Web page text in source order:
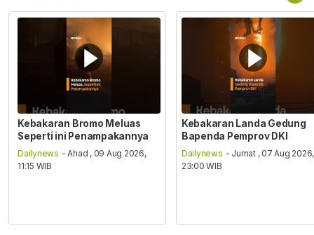
Kebakaran Bromo Meluas
Seperti ini Penampakannya
Dailynews - Ahad , 09 Aug 2026,
11:15 WIB
Kebakaran Landa Gedung
Bapenda Pemprov DKI
Dailynews - Jumat , 07 Aug 2026,
23:00 WIB